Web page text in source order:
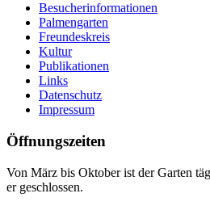
Besucherinformationen
Palmengarten
Freundeskreis
Kultur
Publikationen
Links
Datenschutz
Impressum
Öffnungszeiten
Von März bis Oktober ist der Garten
er geschlossen.